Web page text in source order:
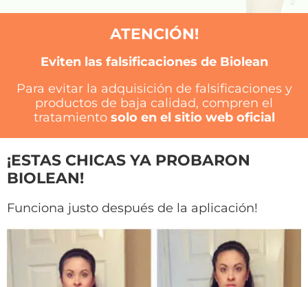
ATENCIÓN!
Eviten las falsificaciones de Biolean
Para evitar la adquisición de falsificaciones y
productos de baja calidad, compren el
tratamiento solo en el sitio web oficial
¡ESTAS CHICAS YA PROBARON
BIOLEAN!
Funciona justo después de la aplicación!